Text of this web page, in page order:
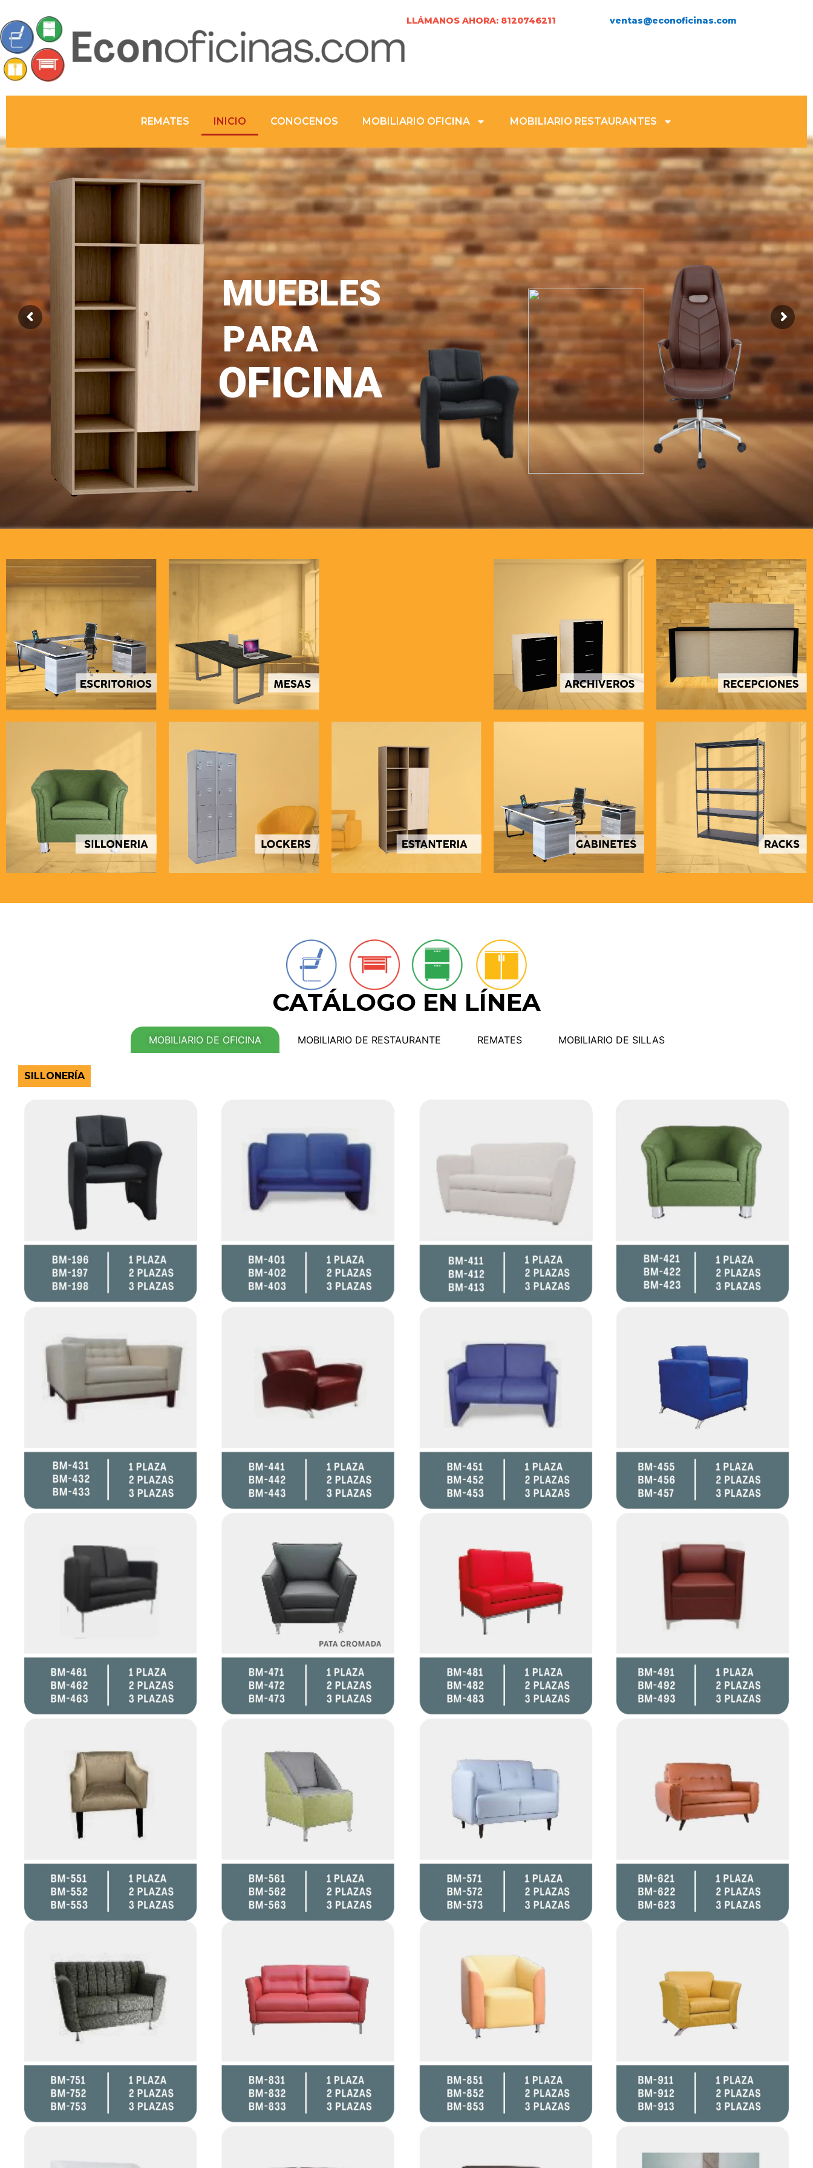
LLÁMANOS AHORA: 8120746211 ventas@econoficinas.com
REMATES INICIO CONOCENOS MOBILIARIO OFICINA MOBILIARIO RESTAURANTES
MUEBLES
OFICINA
PARA
CATÁLOGO EN LÍNEA
MOBILIARIO DE OFICINA MOBILIARIO DE RESTAURANTE REMATES MOBILIARIO DE SILLAS
SILLONERÍA